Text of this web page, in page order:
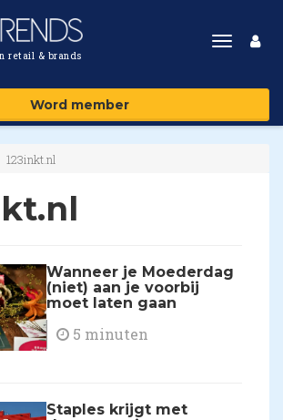
retail & brands
Toggle
Word member
123inkt.nl
Wanneer je Moederdag
(niet) aan je voorbij
moet laten gaan
5 minuten
Staples krijgt met